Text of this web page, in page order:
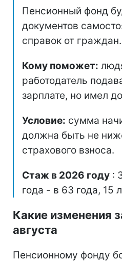
Пенсионный фонд
документов
справок от граждан.
Кому поможет:
работодатель
зарплате, но имел
Условие: сумма
должна быть не
страхового взноса.
Стаж в 2026 году :
года - в 63 года, 15
Какие изменения
августа
Пенсионному фонду